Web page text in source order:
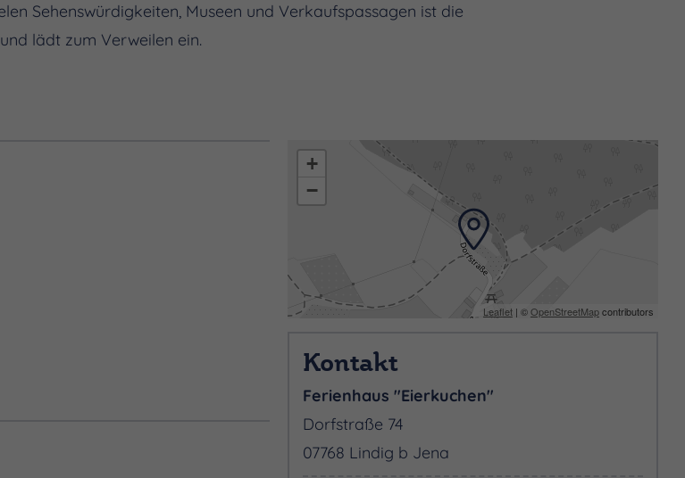
Sehenswürdigkeiten, Museen und Verkaufspassagen ist die
lädt zum Verweilen ein.
+
−
Leaflet| ©OpenStreetMapcontributors
Kontakt
Ferienhaus "Eierkuchen"
Dorfstraße 74
07768 Lindig b Jena